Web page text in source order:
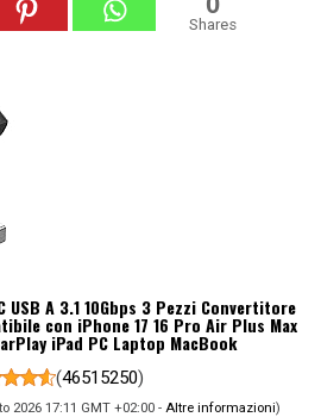
Shares
USB A 3.1 10Gbps 3 Pezzi Convertitore
con iPhone 17 16 Pro Air Plus Max
iPad PC Laptop MacBook
(46515250)
2026 17:11 GMT +02:00 - Altre informazioni)